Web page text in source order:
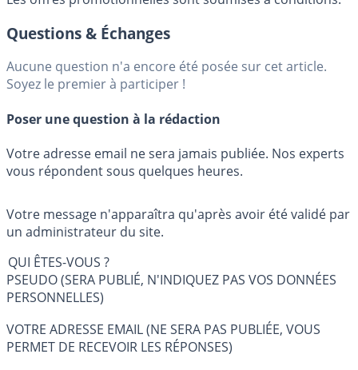
Questions & Échanges
Aucune question n'a encore été posée sur cet article.
Soyez le premier à participer !
Poser une question à la rédaction
Votre adresse email ne sera jamais publiée. Nos experts
vous répondent sous quelques heures.
Votre message n'apparaîtra qu'après avoir été validé par
un administrateur du site.
QUI ÊTES-VOUS ?
PSEUDO (SERA PUBLIÉ, N'INDIQUEZ PAS VOS DONNÉES
PERSONNELLES)
VOTRE ADRESSE EMAIL (NE SERA PAS PUBLIÉE, VOUS
PERMET DE RECEVOIR LES RÉPONSES)